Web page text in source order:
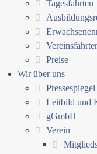
Tagesfahrten
Preise
Wir über uns
Pressespiegel
Leitbild und
gGmbH
Verein